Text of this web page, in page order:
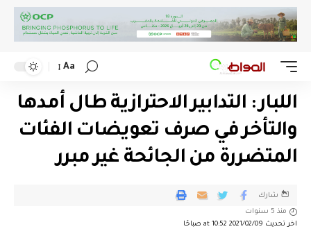
Aa
اللبار : التدابير الاحترازية طال أمدها
والتأخر في صرف تعويضات الفئات
المتضررة من الجائحة غير مبرر
اخر تحديث 2021/02/09 at 10:52 صباحًا
منذ 5 سنوات
شارك